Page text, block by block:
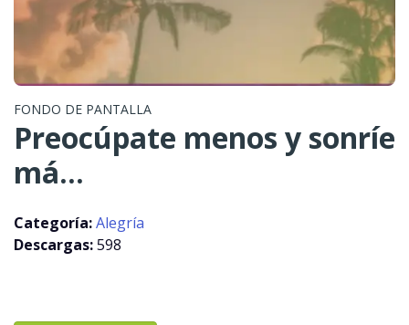
FONDO DE PANTALLA
Preocúpate menos y sonríe
má...
Categoría:Alegría
Descargas:598